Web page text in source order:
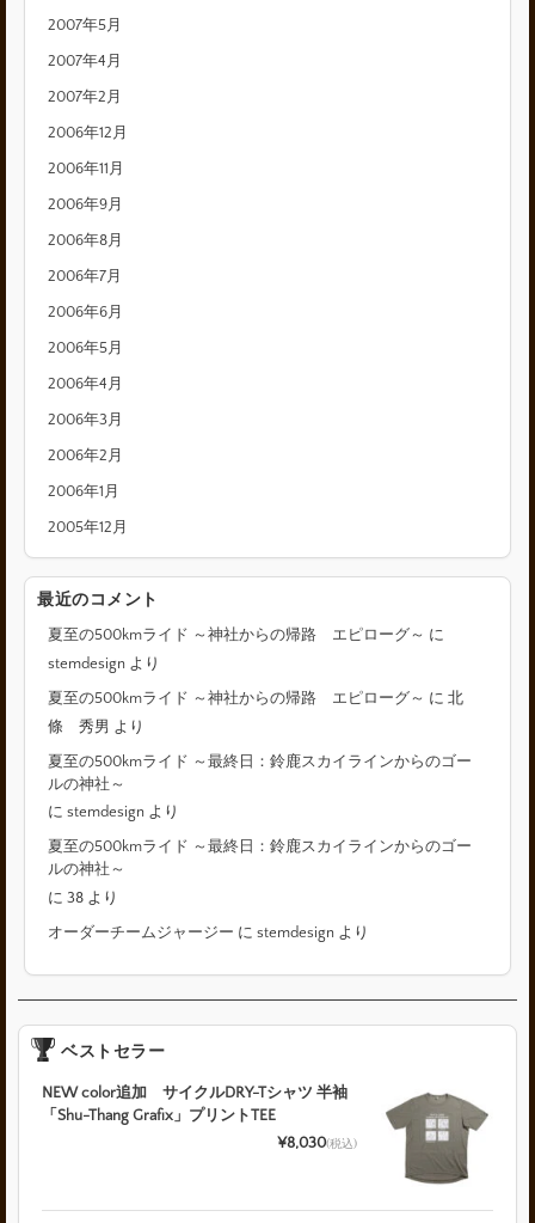
2007年5月
2007年4月
2007年2月
2006年12月
2006年11月
2006年9月
2006年8月
2006年7月
2006年6月
2006年5月
2006年4月
2006年3月
2006年2月
2006年1月
2005年12月
最近のコメント
夏至の500kmライド ～神社からの帰路 エピローグ～ に
stemdesign より
夏至の500kmライド ～神社からの帰路 エピローグ～ に北
條 秀男 より
夏至の500kmライド ～最終日：鈴鹿スカイラインからのゴー
ルの神社～
にstemdesign より
夏至の500kmライド ～最終日：鈴鹿スカイラインからのゴー
ルの神社～
に38 より
オーダーチームジャージー にstemdesign より
ベストセラー
NEW color追加 サイクルDRY-Tシャツ 半袖
「Shu-Thang Grafix」プリントTEE
¥8,030(税込)